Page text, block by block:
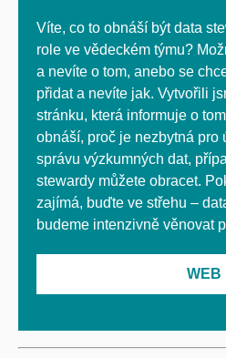
Víte, co to obnáší být data
role ve vědeckém týmu?
a nevíte o tom, anebo se
přidat a nevíte jak. Vytvořili
stránku, která informuje o
obnáší, proč je nezbytná pro
správu výzkumných dat,
stewardy můžete obracet.
zajímá, buďte ve střehu –
budeme intenzivně věnovat
WEB